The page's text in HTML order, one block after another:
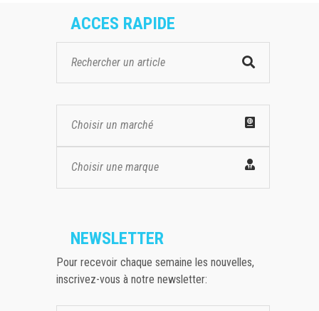
ACCES RAPIDE
Choisir un marché
Choisir une marque
NEWSLETTER
Pour recevoir chaque semaine les nouvelles,
inscrivez-vous à notre newsletter: